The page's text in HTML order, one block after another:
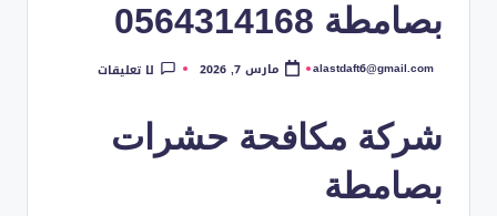
بصامطة 0564314168
تمّ
alastdaft6@gmail.com مارس 7, 2026 لا تعليقات
شركة مكافحة حشرات
بصامطة